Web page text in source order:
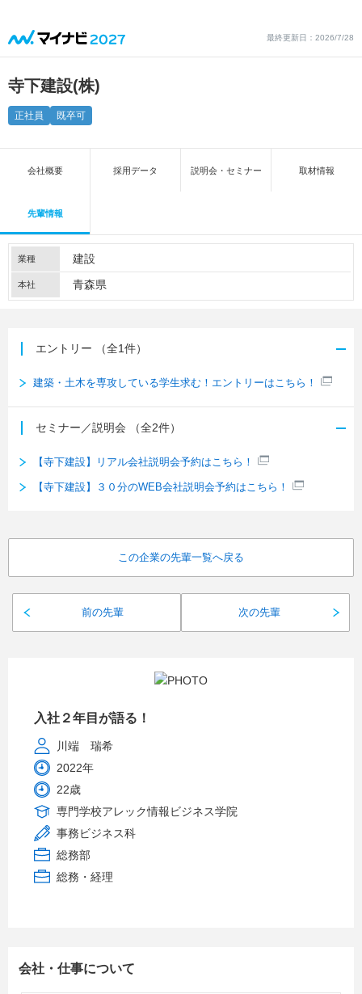
最終更新日：2026/7/28
寺下建設(株)
正社員 既卒可
会社概要 採用データ 説明会・セミナー 取材情報
先輩情報
業種 建設
本社 青森県
エントリー （全1件）
建築・土木を専攻している学生求む！エントリーはこちら！
セミナー／説明会 （全2件）
【寺下建設】リアル会社説明会予約はこちら！
【寺下建設】３０分のWEB会社説明会予約はこちら！
前の先輩
この企業の先輩一覧へ戻る
次の先輩
入社２年目が語る！
川端 瑞希
2022年
22歳
専門学校アレック情報ビジネス学院
事務ビジネス科
総務部
総務・経理
会社・仕事について